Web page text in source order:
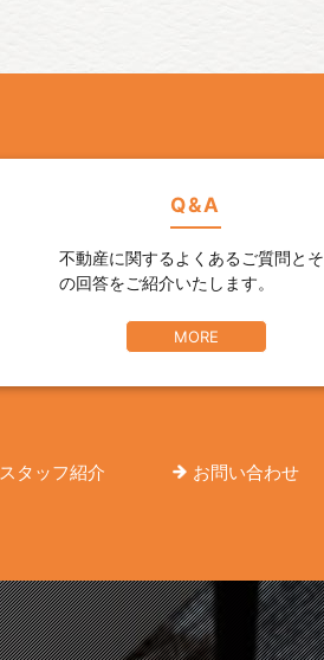
Q&A
不動産に関するよくあるご質問とそ
の回答をご紹介いたします。
MORE
スタッフ紹介 お問い合わせ